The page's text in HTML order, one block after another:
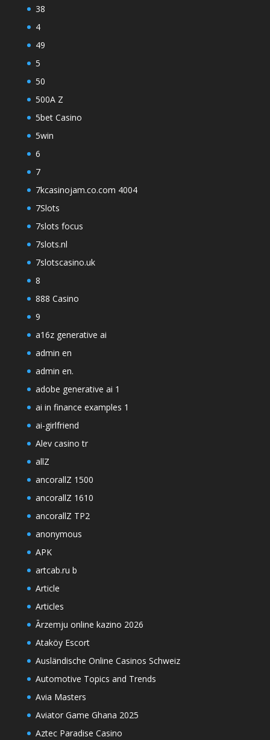
38
4
49
5
50
500A Z
5bet Casino
5win
6
7
7kcasinojam.co.com 4004
7Slots
7slots focus
7slots.nl
7slotscasino.uk
8
888 Casino
9
a16z generative ai
admin en
admin en.
adobe generative ai 1
ai in finance examples 1
ai-girlfriend
Alev casino tr
allZ
ancorallZ 1500
ancorallZ 1610
ancorallZ TP2
anonymous
APK
artcab.ru b
Article
Articles
Ārzemju online kazino 2026
Ataköy Escort
Ausländische Online Casinos Schweiz
Automotive Topics and Trends
Avia Masters
Aviator Game Ghana 2025
Aztec Paradise Casino